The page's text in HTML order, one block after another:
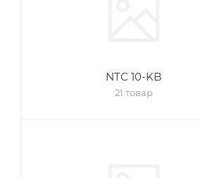
NTC 10-KB
21 товар